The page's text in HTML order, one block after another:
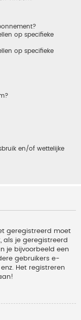
op specifieke
op specifieke
en/of wettelijke
geregistreerd moet
als je geregistreerd
je bijvoorbeeld een
gebruikers e-
Het registreren